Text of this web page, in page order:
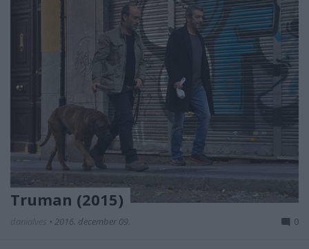
Truman (2015)
• 2016. december 09. 0